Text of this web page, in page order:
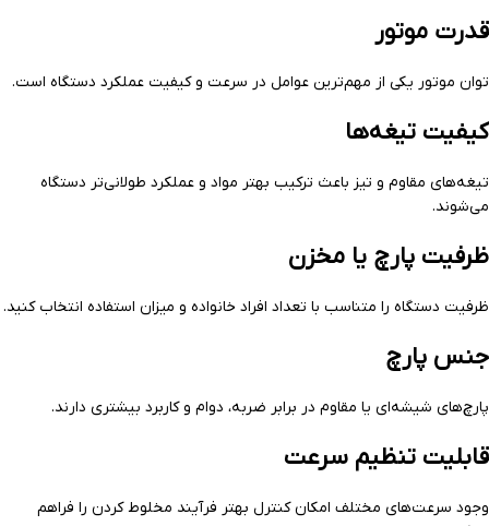
قدرت موتور
توان موتور یکی از مهم‌ترین عوامل در سرعت و کیفیت عملکرد دستگاه است.
کیفیت تیغه‌ها
تیغه‌های مقاوم و تیز باعث ترکیب بهتر مواد و عملکرد طولانی‌تر دستگاه
می‌شوند.
ظرفیت پارچ یا مخزن
ظرفیت دستگاه را متناسب با تعداد افراد خانواده و میزان استفاده انتخاب کنید.
جنس پارچ
پارچ‌های شیشه‌ای یا مقاوم در برابر ضربه، دوام و کاربرد بیشتری دارند.
قابلیت تنظیم سرعت
وجود سرعت‌های مختلف امکان کنترل بهتر فرآیند مخلوط کردن را فراهم